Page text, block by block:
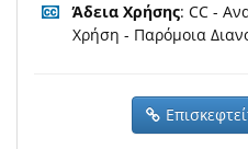
Άδεια Χρήσης: CC -
Χρήση - Παρόμοια